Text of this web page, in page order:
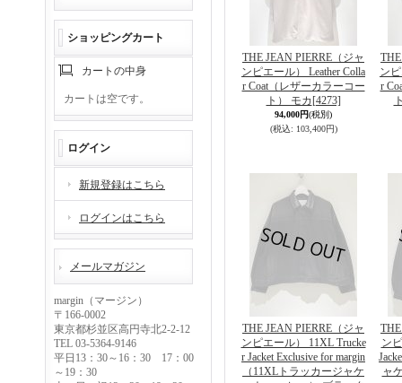
ショッピングカート
カートの中身
カートは空です。
ログイン
新規登録はこちら
ログインはこちら
メールマガジン
margin（マージン）
〒166-0002
東京都杉並区高円寺北2-2-12
TEL 03-5364-9146
平日13：30～16：30 17：00
～19：30
THE JEAN PIERRE（ジャ
ンピエール） Leather Colla
r Coat（レザーカラーコー
ト） モカ [4273]
94,000円(税別)
(税込: 103,400円)
ン
r
THE JEAN PIERRE（ジャ
ンピエール） 11XL Trucke
r Jacket Exclusive for margin
（11XLトラッカージャケ
ン
ャ